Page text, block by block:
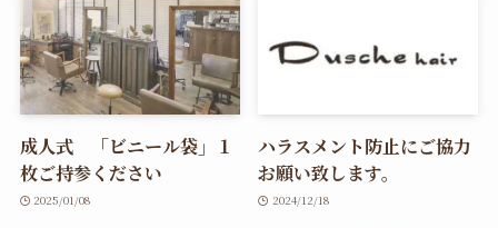
成人式 「ビニール袋」１
枚ご持参ください
2025/01/08
ハラスメント防止にご協力
お願い致します。
2024/12/18